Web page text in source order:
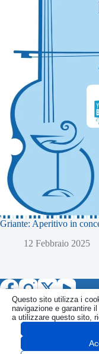
Griante: Aperitivo in
12 Febbraio 2025
Questo sito utilizza i
navigazione e garantire
a utilizzare questo sito,